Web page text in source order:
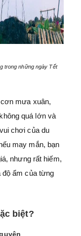
trong những ngày Tết
mưa xuân,
quá lớn và
chơi của du
may mắn, bạn
nhưng rất hiếm,
độ ẩm của từng
biệt?